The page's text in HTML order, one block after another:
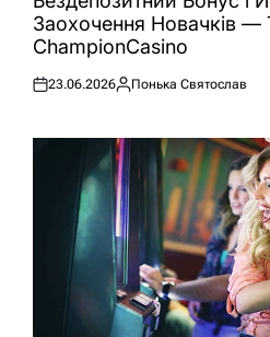
Заохочення Новачків —
ChampionCasino
Оприлюднено
23.06.2026
Опубліковано
Понька Святослав